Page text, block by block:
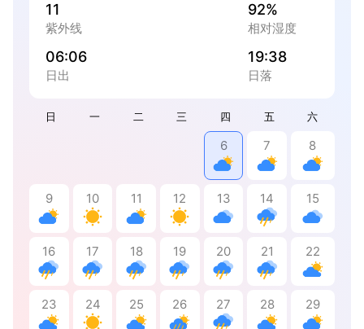
日 一 二 三 四 五 六
6 7 8
9 10 11 12 13 14 15
16 17 18 19 20 21 22
23 24 25 26 27 28 29
11
紫外线
92%
相对湿度
06:06
日出
19:38
日落